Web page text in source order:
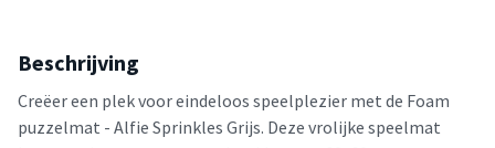
Beschrijving
Creëer een plek voor eindeloos speelplezier met de Foam
puzzelmat - Alfie Sprinkles Grijs. Deze vrolijke speelmat